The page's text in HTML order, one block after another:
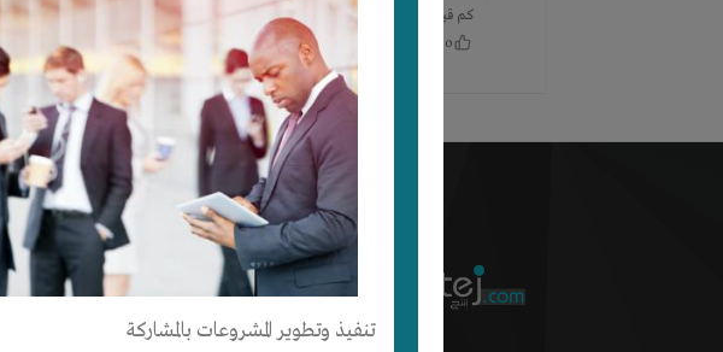
تنفيذ وتطوير المشروعات بالمشاركة
كم قيمة التمويل المطلوب
0
شبكة إنتج
من نحن